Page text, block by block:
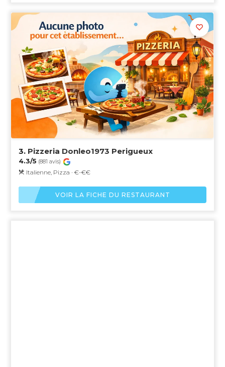
3. Pizzeria Donleo1973 Perigueux
4.3/5 (881 avis)
Italienne, Pizza · €-€€
VOIR LA FICHE DU RESTAURANT